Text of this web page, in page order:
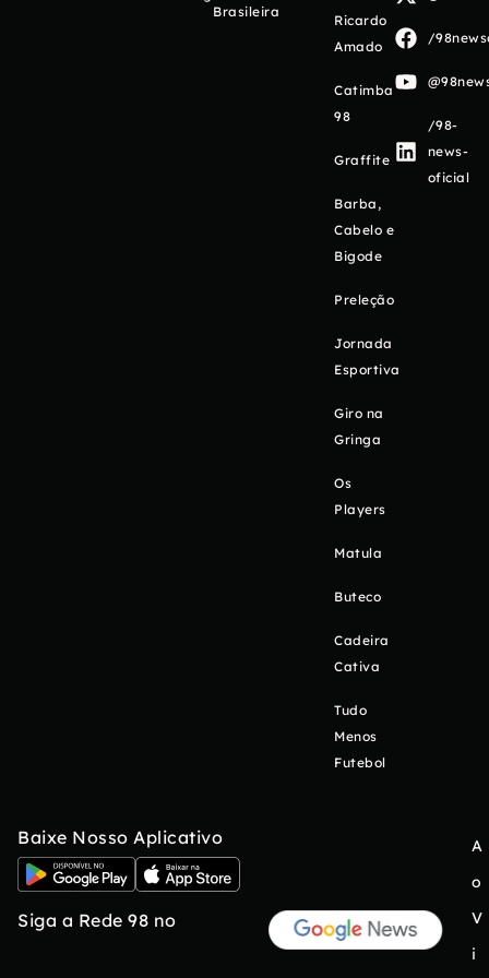
Brasileira
Ricardo
Amado
Catimba
98
Graffite
Barba,
Cabelo e
Bigode
Preleção
Jornada
Esportiva
Giro na
Gringa
Os
Players
Matula
Buteco
Cadeira
Cativa
Tudo
Menos
Futebol
/
/98-
news-
oficial
Baixe Nosso Aplicativo
Siga a Rede 98 no
A
o
V
i